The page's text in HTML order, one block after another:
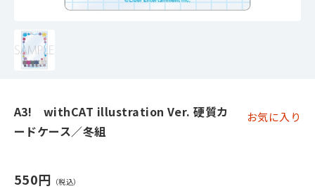
A3! withCAT illustration Ver. 硬質カ
ードケース／冬組
お気に入り
550円